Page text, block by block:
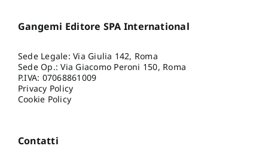
Gangemi Editore SPA International
Sede Legale: Via Giulia 142, Roma
Sede Op.: Via Giacomo Peroni 150, Roma
P.IVA: 07068861009
Privacy Policy
Cookie Policy
Contatti